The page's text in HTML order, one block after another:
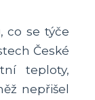
co se týče
České
teploty,
nepřišel